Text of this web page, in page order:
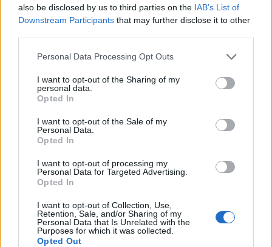
also be disclosed by us to third parties on the IAB’s List of
Downstream Participants that may further disclose it to other
Personal Data Processing Opt Outs
I want to opt-out of the Sharing of my
personal data.
Opted In
I want to opt-out of the Sale of my
Personal Data.
Opted In
I want to opt-out of processing my
Personal Data for Targeted Advertising.
Opted In
I want to opt-out of Collection, Use,
Retention, Sale, and/or Sharing of my
Personal Data that Is Unrelated with the
Purposes for which it was collected.
Opted Out